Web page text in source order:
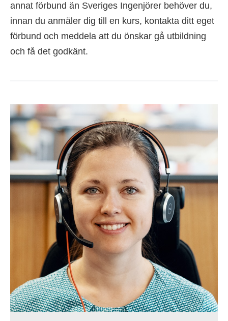
annat förbund än Sveriges Ingenjörer behöver du,
innan du anmäler dig till en kurs, kontakta ditt eget
förbund och meddela att du önskar gå utbildning
och få det godkänt.